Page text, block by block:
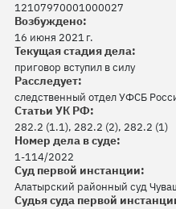
12107970001000027
Возбуждено:
16 июня 2021 г.
Текущая стадия дела:
приговор вступил в силу
Расследует:
следственный отдел УФСБ
Статьи УК РФ:
282.2 (1.1), 282.2 (2), 282.2 (1)
Номер дела в суде:
1-114/2022
Суд первой инстанции:
Алатырский районный суд
Судья суда первой